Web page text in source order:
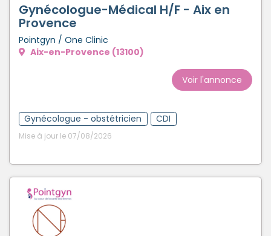
Gynécologue-Médical H/F - Aix en
Provence
Pointgyn / One Clinic
Aix-en-Provence (13100)
Voir l'annonce
Gynécologue - obstétricien CDI
Mise à jour le 07/08/2026